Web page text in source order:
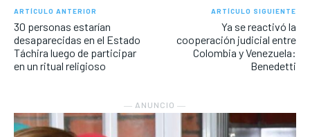
ARTÍCULO ANTERIOR
30 personas estarían
desaparecidas en el Estado
Táchira luego de participar
en un ritual religioso
ARTÍCULO SIGUIENTE
Ya se reactivó la
cooperación judicial entre
Colombia y Venezuela:
Benedetti
― ANUNCIO ―